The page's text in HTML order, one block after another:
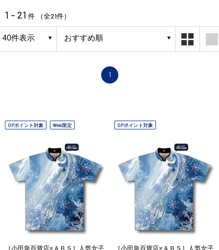
1 - 21 件 （全21件）
1
OPポイント対象 Web限定
［小田急百貨店×ＡＢＳ］人気女子
OPポイント対象
［小田急百貨店×ＡＢＳ］人気女子